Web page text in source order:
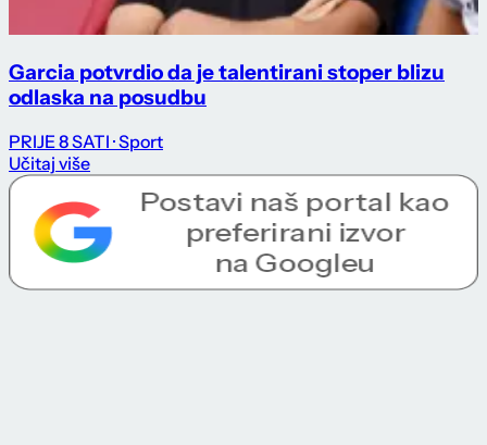
Garcia potvrdio da je talentirani stoper blizu
odlaska na posudbu
PRIJE 8 SATI · Sport
Učitaj više